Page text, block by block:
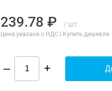
239.78 ₽ / шт.
Цена указана с НДС | Купить дешевле
– +